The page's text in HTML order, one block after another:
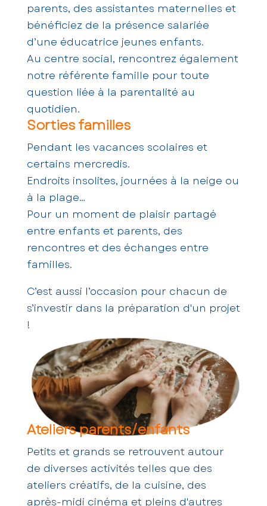
parents, des assistantes maternelles et
bénéficiez de la présence salariée
d’une éducatrice jeunes enfants.
Au centre social, rencontrez également
notre référente famille pour toute
question liée à la parentalité au
quotidien.
Sorties familles
Pendant les vacances scolaires et
certains mercredis.
Endroits insolites, journées à la neige ou
à la plage…
Pour un moment de plaisir partagé
entre enfants et parents, des
rencontres et des échanges entre
familles.
C’est aussi l’occasion pour chacun de
s’investir dans la préparation d'un projet
!
Ateliers parents/enfants
Petits et grands se retrouvent autour
de diverses activités telles que des
ateliers créatifs, de la cuisine, des
après-midi cinéma et pleins d'autres